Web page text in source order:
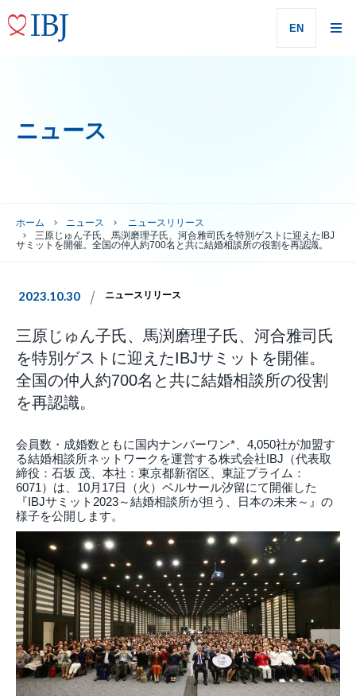
EN
ニュース
ホーム ニュース
ニュースリリース
三原じゅん子氏、馬渕磨理子氏、河合雅司氏を特別ゲストに迎えたIBJ
サミットを開催。全国の仲人約700名と共に結婚相談所の役割を再認識。
2023.10.30 ニュースリリース
三原じゅん子氏、馬渕磨理子氏、河合雅司氏
を特別ゲストに迎えたIBJサミットを開催。
全国の仲人約700名と共に結婚相談所の役割
を再認識。
会員数・成婚数ともに国内ナンバーワン*、4,050社が加盟す
る結婚相談所ネットワークを運営する株式会社IBJ（代表取
締役：⽯坂 茂、本社：東京都新宿区、東証プライム：
6071）は、10月17日（火）ベルサール汐留にて開催した
『IBJサミット2023～結婚相談所が担う、日本の未来～』の
様子を公開します。